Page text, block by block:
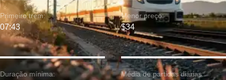
Duração mínima:
Primeiro trem:
07:43
Menor preço:
$34
Média de partidas diárias: